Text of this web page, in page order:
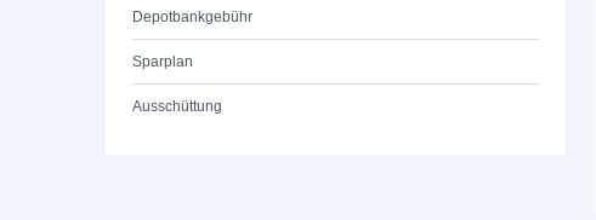
Depotbankgebühr
Sparplan
Ausschüttung